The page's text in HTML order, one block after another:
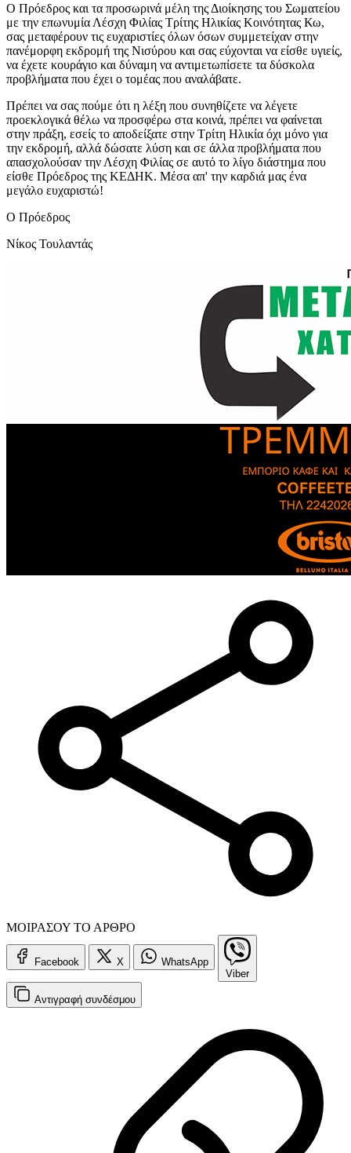
Ο Πρόεδρος και τα προσωρινά μέλη της Διοίκησης του Σωματείου
με την επωνυμία Λέσχη Φιλίας Τρίτης Ηλικίας Κοινότητας Κω,
σας μεταφέρουν τις ευχαριστίες όλων όσων συμμετείχαν στην
πανέμορφη εκδρομή της Νισύρου και σας εύχονται να είσθε υγιείς,
να έχετε κουράγιο και δύναμη να αντιμετωπίσετε τα δύσκολα
προβλήματα που έχει ο τομέας που αναλάβατε.
Πρέπει να σας πούμε ότι η λέξη που συνηθίζετε να λέγετε
προεκλογικά θέλω να προσφέρω στα κοινά, πρέπει να φαίνεται
στην πράξη, εσείς το αποδείξατε στην Τρίτη Ηλικία όχι μόνο για
την εκδρομή, αλλά δώσατε λύση και σε άλλα προβλήματα που
απασχολούσαν την Λέσχη Φιλίας σε αυτό το λίγο διάστημα που
είσθε Πρόεδρος της ΚΕΔΗΚ. Μέσα απ' την καρδιά μας ένα
μεγάλο ευχαριστώ!
Ο Πρόεδρος
Νίκος Τουλαντάς
ΜΟΙΡΑΣΟΥ ΤΟ ΑΡΘΡΟ
Facebook X
WhatsApp
Viber
Αντιγραφή συνδέσμου